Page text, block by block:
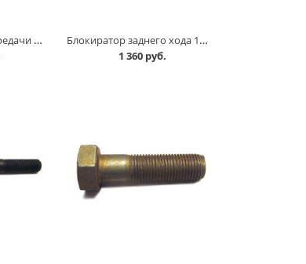
Блок шестерен 5 передачи 2107 /грибок/, старого образца,15 зуб в Омске Блокиратор заднего хода 11180 /управления блокир.выбора заднего хода/ Старый Оскол в Омске
1 360 руб.